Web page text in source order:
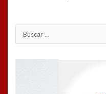
Buscar: